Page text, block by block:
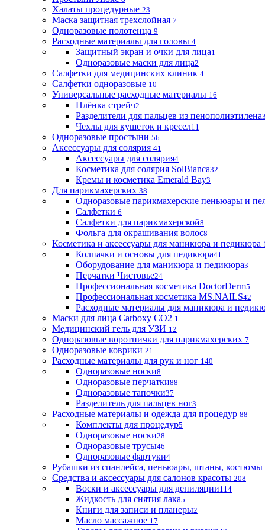
Халаты процедурные 23
Маска защитная трехслойная 7
Одноразовые полотенца 9
Расходные материалы для головы 4
Защитный экран и очки для лица1
Одноразовые маски для лица2
Салфетки для медицинских клиник 4
Салфетки одноразовые 10
Универсальные расходные материалы 16
Плёнка стрейч2
Разделители для пальцев из пенополиэтилена3
Чехлы для кушеток и кресел11
Одноразовые простыни 56
Аксессуары для солярия 41
Аксессуары для солярия4
Косметика для солярия SolBianca32
Кремы и косметика Emerald Bay3
Для парикмахерских 38
Одноразовые парикмахерские пеньюары и
Салфетки 6
Салфетки для парикмахерской8
Фольга для окрашивания волос8
Косметика и аксессуары для маникюра и педикюра
Колпачки и основы для педикюра41
Оборудование для маникюра и педикюра3
Перчатки Чистовье24
Профессиональная косметика DoctorDerm5
Профессиональная косметика MS.NAILS42
Расходные материалы для маникюра и
Маски для лица Carboxy CO2 1
Медицинский гель для УЗИ 12
Одноразовые воротнички для парикмахерских 7
Одноразовые коврики 21
Расходные материалы для рук и ног 140
Одноразовые носки8
Одноразовые перчатки88
Одноразовые тапочки37
Разделитель для пальцев ног3
Расходные материалы и одежда для процедур 88
Комплекты для процедур5
Одноразовые носки28
Одноразовые трусы46
Одноразовые фартуки4
Рубашки из спанлейса, пеньюары, штаны, костюмы
Средства и аксессуары для салонов красоты 208
Воски и аксессуары для депиляции114
Жидкость для снятия лака5
Книги для записи и планеры2
Масло массажное 17